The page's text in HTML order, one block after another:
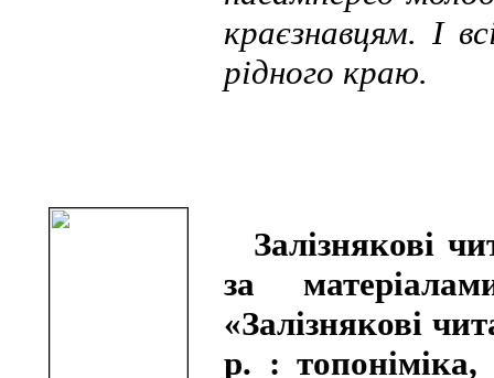
краєзнавцям. І
рідного краю.
Залізнякові
за
«Залізнякові
р. : топоніміка,